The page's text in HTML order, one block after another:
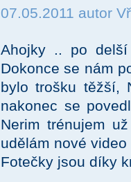
07.05.2011 autor
Ahojky .. po
Dokonce se nám
bylo trošku těžší,
nakonec se
Nerim trénujem
udělám nové
Fotečky jsou díky